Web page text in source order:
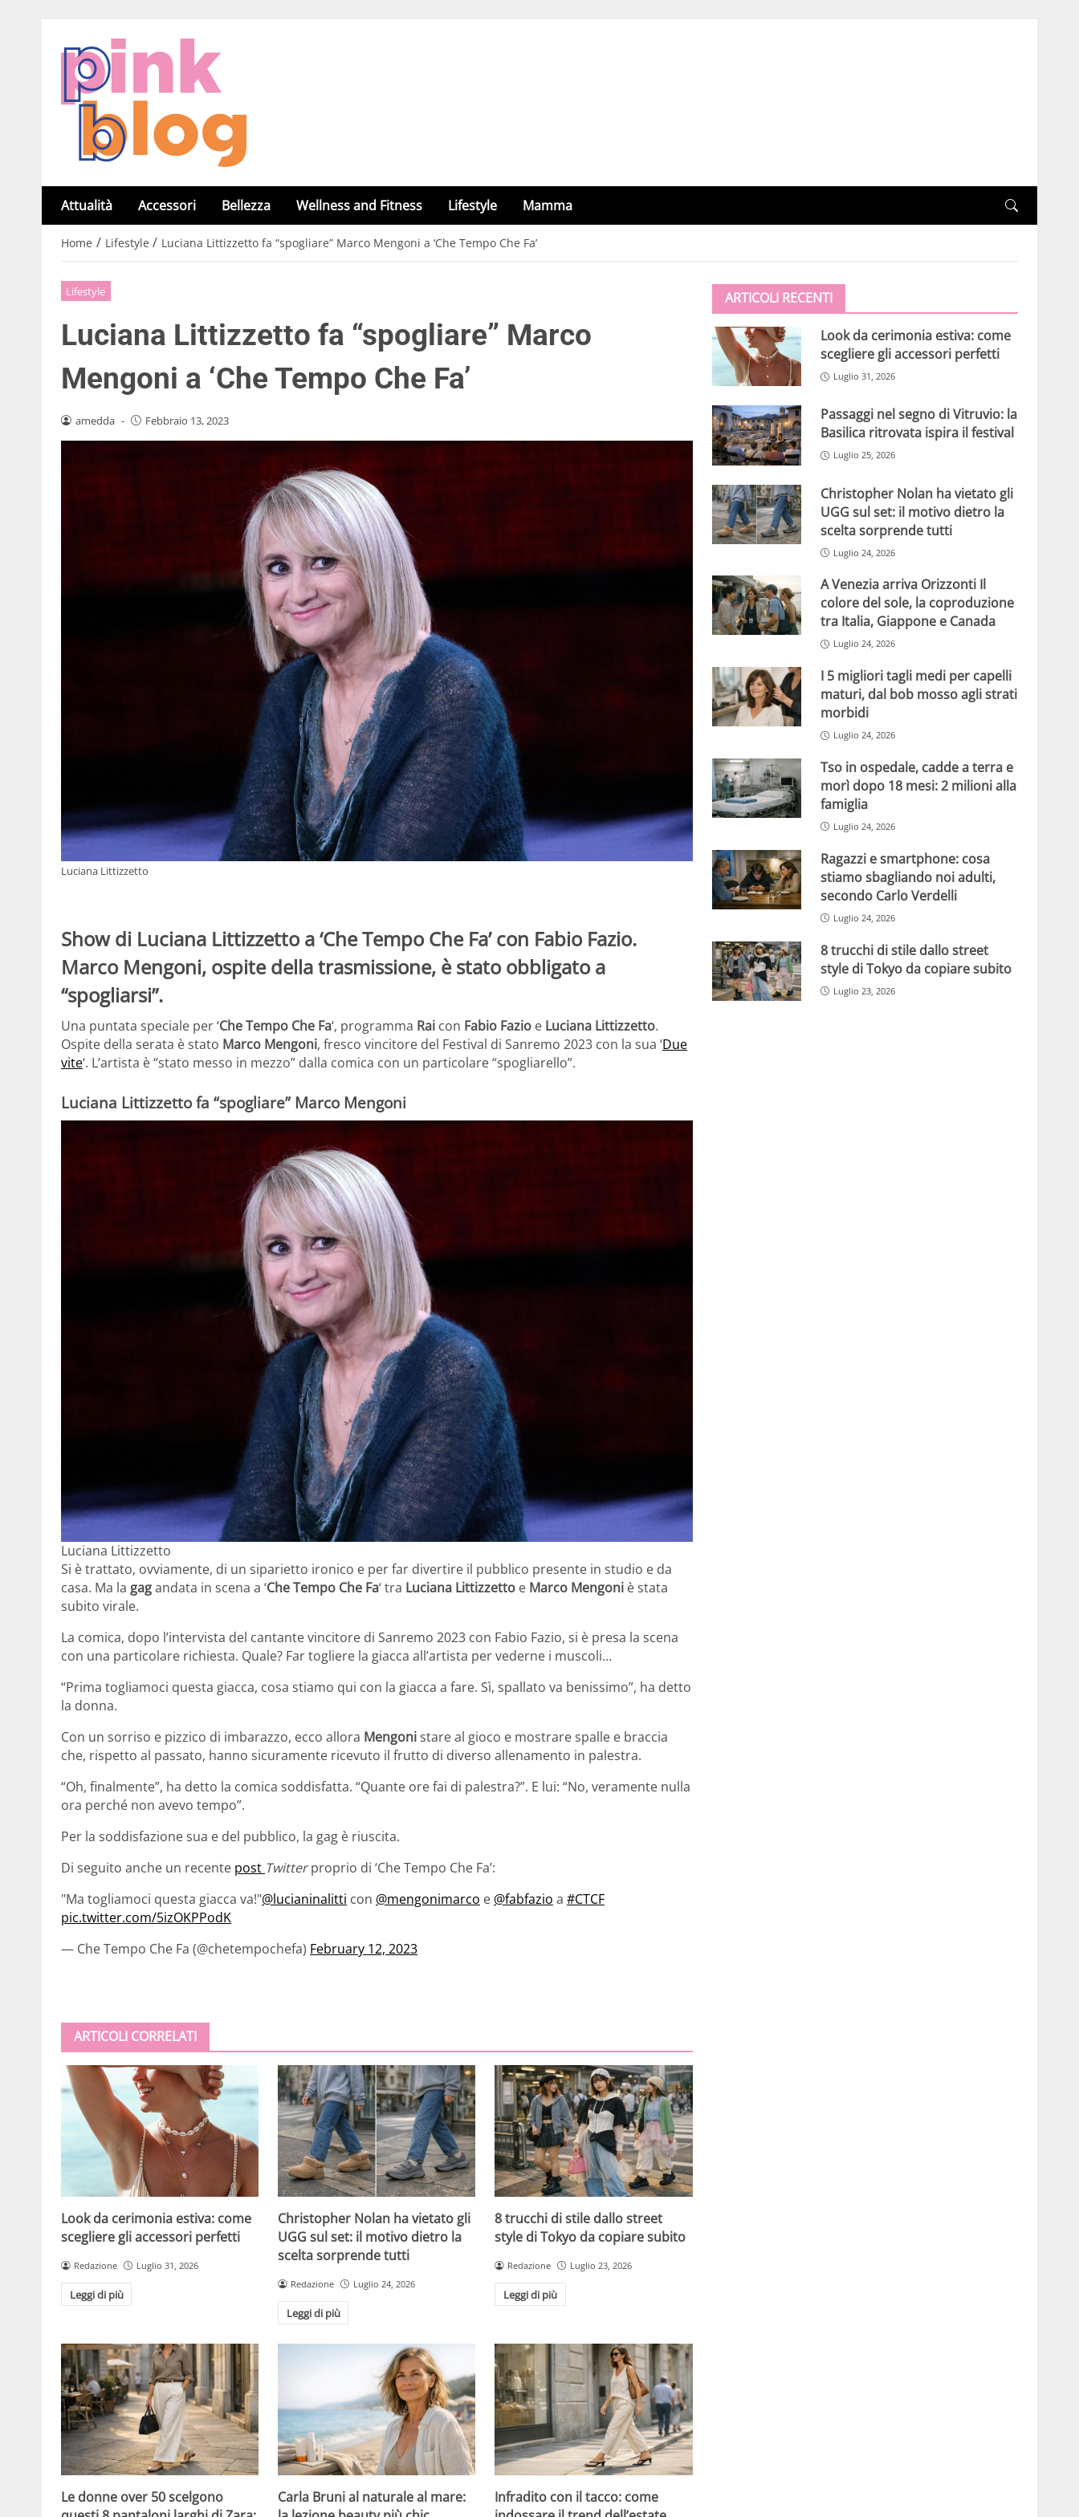
Attualità Accessori Bellezza Wellness and Fitness Lifestyle Mamma
Home / Lifestyle / Luciana Littizzetto fa “spogliare” Marco Mengoni a ‘Che Tempo Che Fa’
Lifestyle
Luciana Littizzetto fa “spogliare” Marco
Mengoni a ‘Che Tempo Che Fa’
amedda - Febbraio 13, 2023
Luciana Littizzetto
Show di Luciana Littizzetto a ‘Che Tempo Che Fa’ con Fabio Fazio.
Marco Mengoni, ospite della trasmissione, è stato obbligato a
“spogliarsi”.
Una puntata speciale per ‘Che Tempo Che Fa‘, programma Rai con Fabio Fazio e Luciana Littizzetto.
Ospite della serata è stato Marco Mengoni, fresco vincitore del Festival di Sanremo 2023 con la sua ‘Due
vite‘. L’artista è “stato messo in mezzo” dalla comica con un particolare “spogliarello”.
Luciana Littizzetto fa “spogliare” Marco Mengoni
Luciana Littizzetto
Si è trattato, ovviamente, di un siparietto ironico e per far divertire il pubblico presente in studio e da
casa. Ma la gagandata in scena a ‘Che Tempo Che Fa‘ tra Luciana Littizzetto e Marco Mengoni è stata
subito virale.
La comica, dopo l’intervista del cantante vincitore di Sanremo 2023 con Fabio Fazio, si è presa la scena
con una particolare richiesta. Quale? Far togliere la giacca all’artista per vederne i muscoli…
“Prima togliamoci questa giacca, cosa stiamo qui con la giacca a fare. Sì, spallato va benissimo”, ha detto
la donna.
Con un sorriso e pizzico di imbarazzo, ecco allora Mengonistare al gioco e mostrare spalle e braccia
che, rispetto al passato, hanno sicuramente ricevuto il frutto di diverso allenamento in palestra.
“Oh, finalmente”, ha detto la comica soddisfatta. “Quante ore fai di palestra?”. E lui: “No, veramente nulla
ora perché non avevo tempo”.
Per la soddisfazione sua e del pubblico, la gag è riuscita.
Di seguito anche un recente post Twitterproprio di ‘Che Tempo Che Fa’:
"Ma togliamoci questa giacca va!"@lucianinalitti con @mengonimarco e @fabfazio a #CTCF
pic.twitter.com/5izOKPPodK
— Che Tempo Che Fa (@chetempochefa) February 12, 2023
ARTICOLI CORRELATI
Look da cerimonia estiva: come
scegliere gli accessori perfetti
Redazione Luglio 31, 2026
Leggi di più
Christopher Nolan ha vietato gli
UGG sul set: il motivo dietro la
scelta sorprende tutti
Redazione Luglio 24, 2026
Leggi di più
8 trucchi di stile dallo street
style di Tokyo da copiare subito
Redazione Luglio 23, 2026
Leggi di più
Le donne over 50 scelgono
Carla Bruni al naturale al mare:
Infradito con il tacco: come
ARTICOLI RECENTI
Look da cerimonia estiva: come
scegliere gli accessori perfetti
Luglio 31, 2026
Passaggi nel segno di Vitruvio: la
Basilica ritrovata ispira il festival
Luglio 25, 2026
Christopher Nolan ha vietato gli
UGG sul set: il motivo dietro la
scelta sorprende tutti
Luglio 24, 2026
A Venezia arriva Orizzonti Il
colore del sole, la coproduzione
tra Italia, Giappone e Canada
Luglio 24, 2026
I 5 migliori tagli medi per capelli
maturi, dal bob mosso agli strati
morbidi
Luglio 24, 2026
Tso in ospedale, cadde a terra e
morì dopo 18 mesi: 2 milioni alla
famiglia
Luglio 24, 2026
Ragazzi e smartphone: cosa
stiamo sbagliando noi adulti,
secondo Carlo Verdelli
Luglio 24, 2026
8 trucchi di stile dallo street
style di Tokyo da copiare subito
Luglio 23, 2026